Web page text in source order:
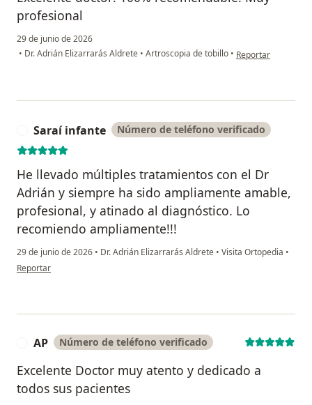
profesional
29 de junio de 2026
• Dr. Adrián Elizarrarás Aldrete • Artroscopia de tobillo • en opinión del
Reportar
Saraí infante Número de teléfono verificado
He llevado múltiples tratamientos con el Dr
Adrián y siempre ha sido ampliamente amable,
profesional, y atinado al diagnóstico. Lo
recomiendo ampliamente!!!
29 de junio de 2026 • Dr. Adrián Elizarrarás Aldrete • Visita Ortopedia •
en opinión del usuario Saraí infante
Reportar
AP Número de teléfono verificado
Excelente Doctor muy atento y dedicado a
todos sus pacientes